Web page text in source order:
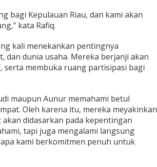
bagi Kepulauan Riau, dan kami akan
kata Rafiq.
kali menekankan pentingnya
dan dunia usaha. Mereka berjanji akan
serta membuka ruang partisipasi bagi
maupun Aunur memahami betul
Oleh karena itu, mereka meyakinkan
didasarkan pada kepentingan
tapi juga mengalami langsung
kami berkomitmen penuh untuk